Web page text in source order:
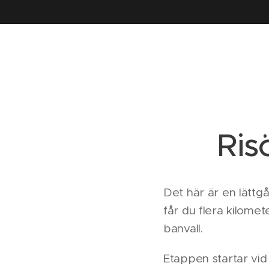
Det här är en
får du flera
banvall.
Etappen startar